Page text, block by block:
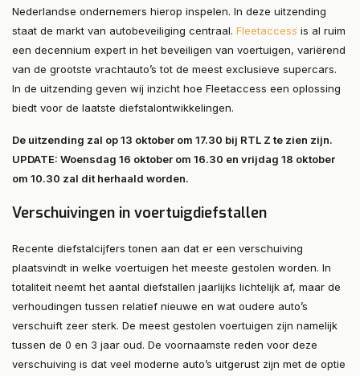
Nederlandse ondernemers hierop inspelen. In deze uitzending
staat de markt van autobeveiliging centraal. Fleetaccess is al ruim
een decennium expert in het beveiligen van voertuigen, variërend
van de grootste vrachtauto’s tot de meest exclusieve supercars.
In de uitzending geven wij inzicht hoe Fleetaccess een oplossing
biedt voor de laatste diefstalontwikkelingen.
De uitzending zal op 13 oktober om 17.30 bij RTL Z te zien zijn.
UPDATE: Woensdag 16 oktober om 16.30 en vrijdag 18 oktober
om 10.30 zal dit herhaald worden.
Verschuivingen in voertuigdiefstallen
Recente diefstalcijfers tonen aan dat er een verschuiving
plaatsvindt in welke voertuigen het meeste gestolen worden. In
totaliteit neemt het aantal diefstallen jaarlijks lichtelijk af, maar de
verhoudingen tussen relatief nieuwe en wat oudere auto’s
verschuift zeer sterk. De meest gestolen voertuigen zijn namelijk
tussen de 0 en 3 jaar oud. De voornaamste reden voor deze
verschuiving is dat veel moderne auto’s uitgerust zijn met de optie